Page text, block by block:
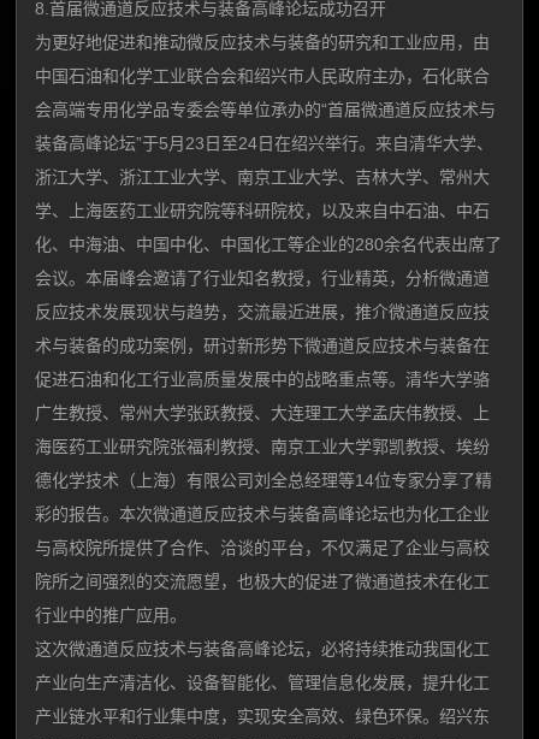
8.首届微通道反应技术与装备高峰论坛成功召开
为更好地促进和推动微反应技术与装备的研究和工业应用，由
中国石油和化学工业联合会和绍兴市人民政府主办，石化联合
会高端专用化学品专委会等单位承办的“首届微通道反应技术与
装备高峰论坛”于5月23日至24日在绍兴举行。来自清华大学、
浙江大学、浙江工业大学、南京工业大学、吉林大学、常州大
学、上海医药工业研究院等科研院校，以及来自中石油、中石
化、中海油、中国中化、中国化工等企业的280余名代表出席了
会议。本届峰会邀请了行业知名教授，行业精英，分析微通道
反应技术发展现状与趋势，交流最近进展，推介微通道反应技
术与装备的成功案例，研讨新形势下微通道反应技术与装备在
促进石油和化工行业高质量发展中的战略重点等。清华大学骆
广生教授、常州大学张跃教授、大连理工大学孟庆伟教授、上
海医药工业研究院张福利教授、南京工业大学郭凯教授、埃纷
德化学技术（上海）有限公司刘全总经理等14位专家分享了精
彩的报告。本次微通道反应技术与装备高峰论坛也为化工企业
与高校院所提供了合作、洽谈的平台，不仅满足了企业与高校
院所之间强烈的交流愿望，也极大的促进了微通道技术在化工
行业中的推广应用。
这次微通道反应技术与装备高峰论坛，必将持续推动我国化工
产业向生产清洁化、设备智能化、管理信息化发展，提升化工
产业链水平和行业集中度，实现安全高效、绿色环保。绍兴东